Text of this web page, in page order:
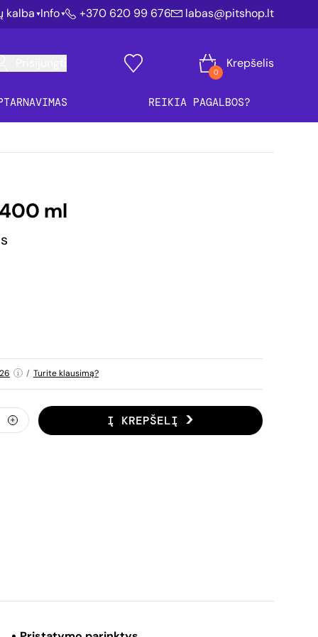
kalba Info +370 620 99 676 labas@pitshop.lt
0
Krepšelis
REIKIA PAGALBOS?
ml
/ Turite klausimą?
Į KREPŠELĮ